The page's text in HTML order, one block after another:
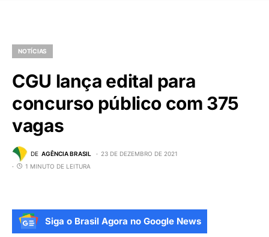
NOTÍCIAS
CGU lança edital para
concurso público com 375
vagas
DE AGÊNCIA BRASIL
23 DE DEZEMBRO DE 2021
1 MINUTO DE LEITURA
Siga o Brasil Agora no Google News